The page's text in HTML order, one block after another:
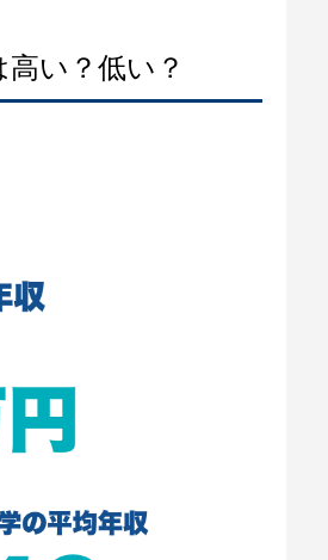
い？低い？